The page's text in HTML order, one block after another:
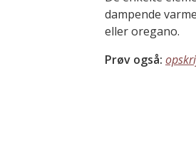
dampende
eller oregano.
Prøv også: